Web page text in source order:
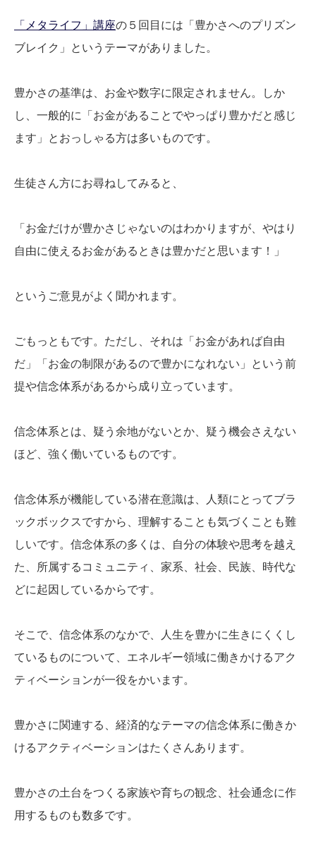
「メタライフ」講座の５回目には「豊かさへのプリズン
ブレイク」というテーマがありました。
豊かさの基準は、お金や数字に限定されません。しか
し、一般的に「お金があることでやっぱり豊かだと感じ
ます」とおっしゃる方は多いものです。
生徒さん方にお尋ねしてみると、
「お金だけが豊かさじゃないのはわかりますが、やはり
自由に使えるお金があるときは豊かだと思います！」
というご意見がよく聞かれます。
ごもっともです。ただし、それは「お金があれば自由
だ」「お金の制限があるので豊かになれない」という前
提や信念体系があるから成り立っています。
信念体系とは、疑う余地がないとか、疑う機会さえない
ほど、強く働いているものです。
信念体系が機能している潜在意識は、人類にとってブラ
ックボックスですから、理解することも気づくことも難
しいです。信念体系の多くは、自分の体験や思考を越え
た、所属するコミュニティ、家系、社会、民族、時代な
どに起因しているからです。
そこで、信念体系のなかで、人生を豊かに生きにくくし
ているものについて、エネルギー領域に働きかけるアク
ティベーションが一役をかいます。
豊かさに関連する、経済的なテーマの信念体系に働きか
けるアクティベーションはたくさんあります。
豊かさの土台をつくる家族や育ちの観念、社会通念に作
用するものも数多です。